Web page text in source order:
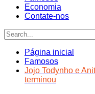
Economia
Contate-nos
Página inicial
Famosos
Jojo Todynho e
terminou